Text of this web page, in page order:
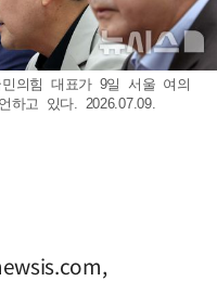
의힘 대표가 9일 서울 여의
하고 있다. 2026.07.09.
,